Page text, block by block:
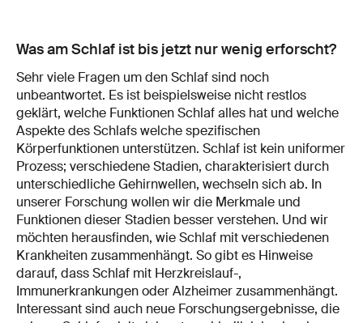
Was am Schlaf ist bis jetzt nur wenig erforscht?
Sehr viele Fragen um den Schlaf sind noch
unbeantwortet. Es ist beispielsweise nicht restlos
geklärt, welche Funktionen Schlaf alles hat und welche
Aspekte des Schlafs welche spezifischen
Körperfunktionen unterstützen. Schlaf ist kein uniformer
Prozess; verschiedene Stadien, charakterisiert durch
unterschiedliche Gehirnwellen, wechseln sich ab. In
unserer Forschung wollen wir die Merkmale und
Funktionen dieser Stadien besser verstehen. Und wir
möchten herausfinden, wie Schlaf mit verschiedenen
Krankheiten zusammenhängt. So gibt es Hinweise
darauf, dass Schlaf mit Herzkreislauf-,
Immunerkrankungen oder Alzheimer zusammenhängt.
Interessant sind auch neue Forschungsergebnisse, die